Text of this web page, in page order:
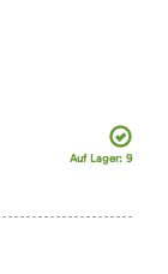
Auf Lager: 9